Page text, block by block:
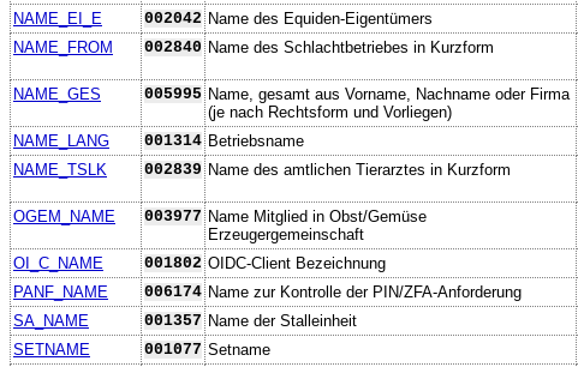
NAME_EI_E 002042 Name des Equiden-Eigentümers
NAME_FROM
002840 Name des Schlachtbetriebes in Kurzform
NAME_GES 005995 Name, gesamt aus Vorname, Nachname oder Firma
(je nach Rechtsform und Vorliegen)
NAME_LANG 001314 Betriebsname
NAME_TSLK
002839 Name des amtlichen Tierarztes in Kurzform
OGEM_NAME 003977 Name Mitglied in Obst/Gemüse
Erzeugergemeinschaft
OI_C_NAME 001802 OIDC-Client Bezeichnung
PANF_NAME
006174 Name zur Kontrolle der PIN/ZFA-Anforderung
SA_NAME
001357 Name der Stalleinheit
SETNAME
001077 Setname